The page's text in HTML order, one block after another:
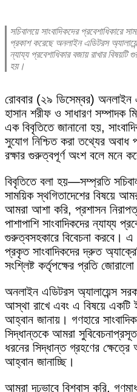
সচিবালয়ে সাংবাদিকদের প্রবেশাধিকারে
প্রকাশ করেছে অনলাইন এডিটরস
ন্যায্য প্রবেশাধিকার বজায় রাখার
হয়।
রোববার (২৯ ডিসেম্বর) অনলাইন
হাসান শরীফ ও সাধারণ সম্পাদক
এক বিবৃতিতে জানানো হয়,
সুযোগ নিশ্চিত করা তথ্যের অবাধ
রক্ষার গুরুত্বপূর্ণ অংশ বলে মনে
বিবৃতিতে বলা হয়—সম্প্রতি
সাময়িক স্থগিতাদেশের বিষয়ে
আমরা আশা করি, প্রশাসন
পাশাপাশি সাংবাদিকদের ন্যায্য
গুরুত্বসহকারে বিবেচনা করবে। এ
প্রকৃত সাংবাদিকদের দ্রুত
সংশ্লিষ্ট কর্তৃপক্ষের প্রতি জোরালো
অনলাইন এডিটরস অ্যালায়েন্স
আস্থা রাখে এবং এ বিষয়ে একটি
আহ্বান জানায়। গণহারে
সিদ্ধান্তকে আমরা
ধরনের সিদ্ধান্ত গ্রহণের
আহ্বান জানাচ্ছি।
আমরা দৃঢ়ভাবে বিশ্বাস করি,